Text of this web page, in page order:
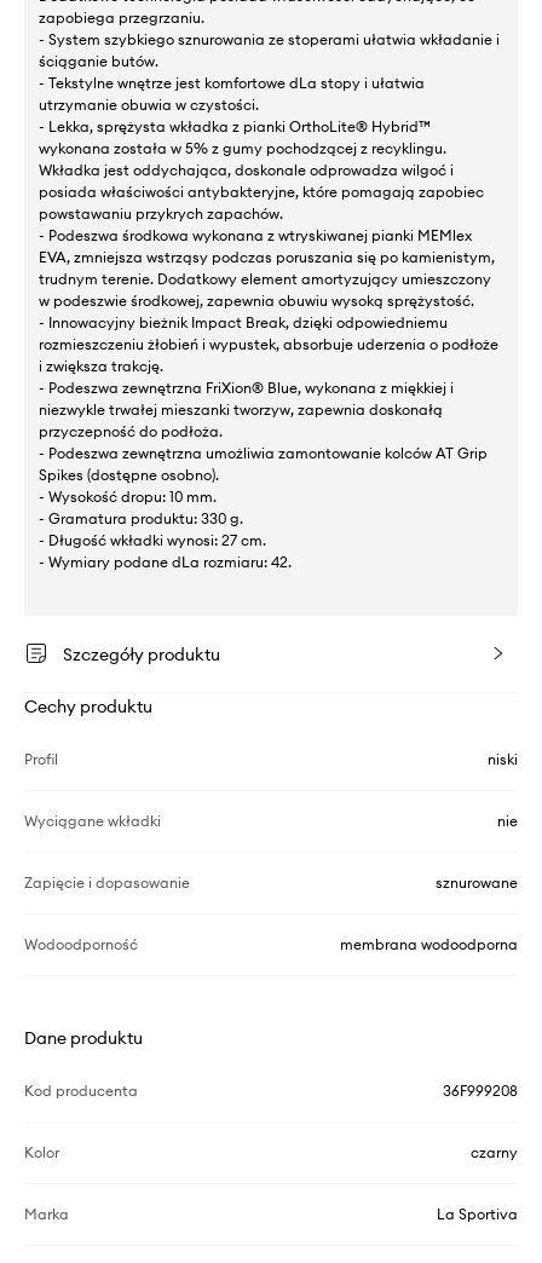
zapobiega przegrzaniu.
- System szybkiego sznurowania ze stoperami ułatwia wkładanie i
ściąganie butów.
- Tekstylne wnętrze jest komfortowe dLa stopy i ułatwia
utrzymanie obuwia w czystości.
- Lekka, sprężysta wkładka z pianki OrthoLite® Hybrid™
wykonana została w 5% z gumy pochodzącej z recyklingu.
Wkładka jest oddychająca, doskonale odprowadza wilgoć i
posiada właściwości antybakteryjne, które pomagają zapobiec
powstawaniu przykrych zapachów.
- Podeszwa środkowa wykonana z wtryskiwanej pianki MEMlex
EVA, zmniejsza wstrząsy podczas poruszania się po kamienistym,
trudnym terenie. Dodatkowy element amortyzujący umieszczony
w podeszwie środkowej, zapewnia obuwiu wysoką sprężystość.
- Innowacyjny bieżnik Impact Break, dzięki odpowiedniemu
rozmieszczeniu żłobień i wypustek, absorbuje uderzenia o podłoże
i zwiększa trakcję.
- Podeszwa zewnętrzna FriXion® Blue, wykonana z miękkiej i
niezwykle trwałej mieszanki tworzyw, zapewnia doskonałą
przyczepność do podłoża.
- Podeszwa zewnętrzna umożliwia zamontowanie kolców AT Grip
Spikes (dostępne osobno).
- Wysokość dropu: 10 mm.
- Gramatura produktu: 330 g.
- Długość wkładki wynosi: 27 cm.
- Wymiary podane dLa rozmiaru: 42.
Szczegóły produktu
Cechy produktu
Profil niski
Wyciągane wkładki nie
Zapięcie i dopasowanie sznurowane
Wodoodporność membrana wodoodporna
Dane produktu
Kod producenta 36F999208
Kolor czarny
Marka La Sportiva